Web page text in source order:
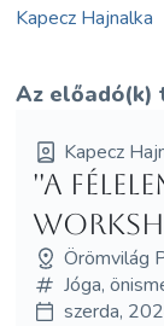
Kapecz Hajnalka
Az előadó(k)
Kapecz
''A
Örömvilág
Jóga,
szerda,